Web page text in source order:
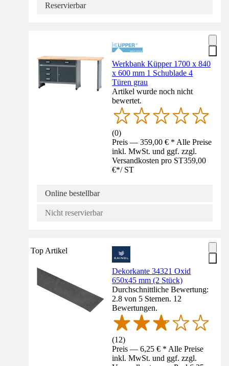
Reservierbar
Werkbank Küpper 1700 x 840
x 600 mm 1 Schublade 4
Türen grau
Artikel wurde noch nicht
bewertet.
(0)
Preis — 359,00 € * Alle Preise
inkl. MwSt. und ggf. zzgl.
Versandkosten pro ST359,00
€*/ ST
Online bestellbar
Nicht reservierbar
Top Artikel
Dekorkante 34321 Oxid
650x45 mm (2 Stück)
Durchschnittliche Bewertung:
2.8 von 5 Sternen. 12
Bewertungen.
(12)
Preis — 6,25 € * Alle Preise
inkl. MwSt. und ggf. zzgl.